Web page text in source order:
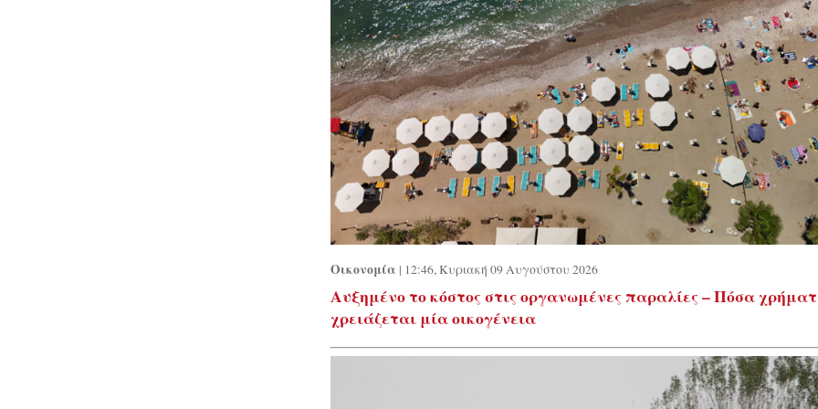
Oικονομία | 12:46, Κυριακή 09 Αυγούστου 2026
Αυξημένο το κόστος στις οργανωμένες παραλίες – Πόσα
χρειάζεται μία οικογένεια